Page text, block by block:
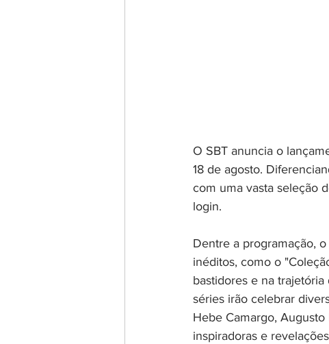
O SBT anuncia o
18 de agosto.
com uma vasta seleção
login.
Dentre a programação,
inéditos, como o
bastidores e na trajetória
séries irão celebrar
Hebe Camargo, Augusto
inspiradoras e